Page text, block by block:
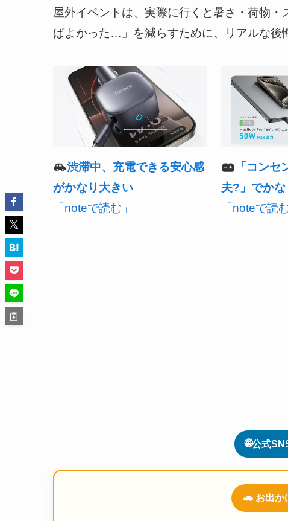
屋外イベントは、実際に行くと暑さ・荷物
ばよかった…」を減らすために、リアルな後
渋滞中、充電できる安心感
がかなり大きい
「noteで読む」
「コンセ
夫?」でか
「noteで読む
🌐公式
🚗 お出か